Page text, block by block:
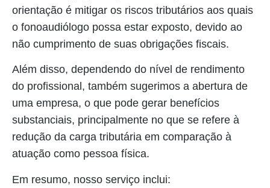
orientação é mitigar os riscos tributários aos quais
o fonoaudiólogo possa estar exposto, devido ao
não cumprimento de suas obrigações fiscais.
Além disso, dependendo do nível de rendimento
do profissional, também sugerimos a abertura de
uma empresa, o que pode gerar benefícios
substanciais, principalmente no que se refere à
redução da carga tributária em comparação à
atuação como pessoa física.
Em resumo, nosso serviço inclui: